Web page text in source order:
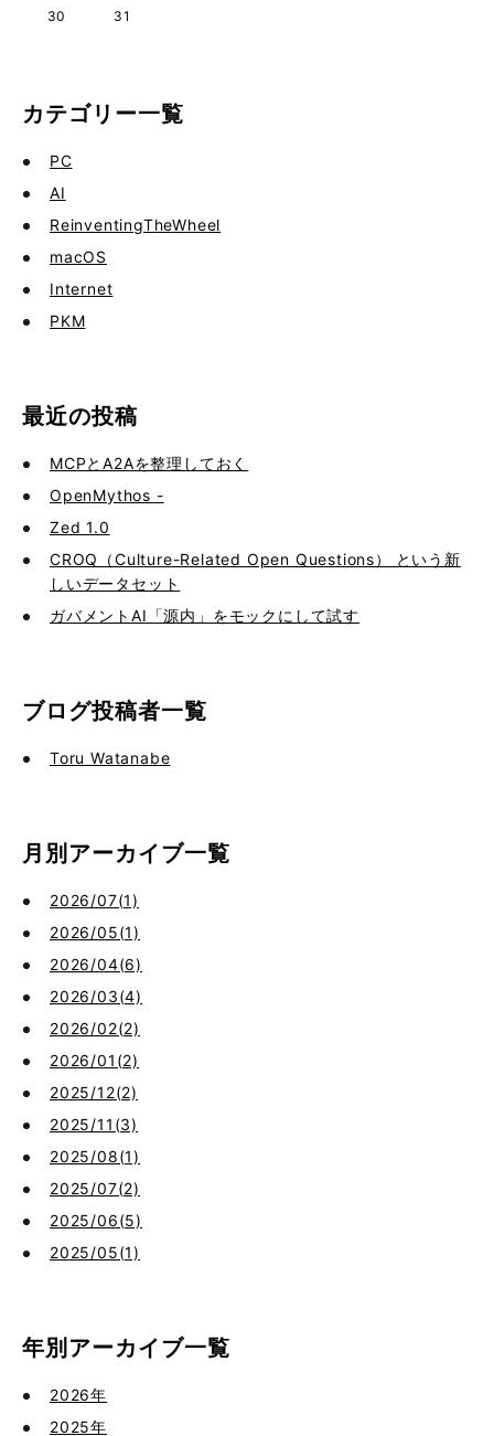
30
31
カテゴリー一覧
PC
AI
ReinventingTheWheel
macOS
Internet
PKM
最近の投稿
MCPとA2Aを整理しておく
OpenMythos -
Zed 1.0
CROQ（Culture-Related Open Questions） という新
しいデータセット
ガバメントAI「源内」をモックにして試す
ブログ投稿者一覧
Toru Watanabe
月別アーカイブ一覧
2026/07(1)
2026/05(1)
2026/04(6)
2026/03(4)
2026/02(2)
2026/01(2)
2025/12(2)
2025/11(3)
2025/08(1)
2025/07(2)
2025/06(5)
2025/05(1)
年別アーカイブ一覧
2026年
2025年